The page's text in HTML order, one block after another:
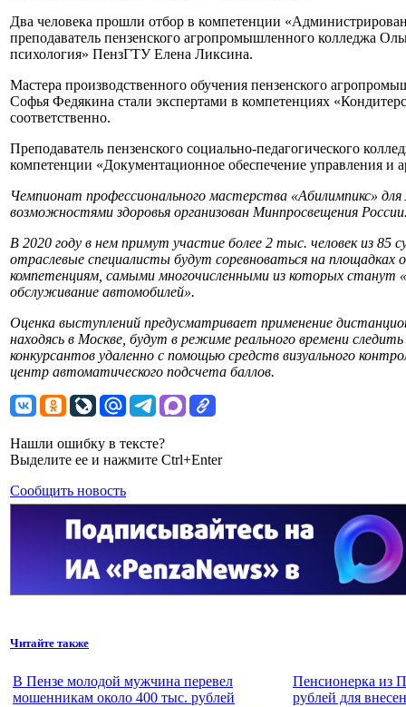
Два человека прошли отбор в компетенции
преподаватель пензенского агропромышленного колледжа
психология» ПензГТУ Елена Ликсина.
Мастера производственного обучения пензенского
Софья Федякина стали экспертами в компетенциях
соответственно.
Преподаватель пензенского социально-педагогического
компетенции «Документационное обеспечение управления и
Чемпионат профессионального мастерства «Абилимпикс»
возможностями здоровья организован Минпросвещения
В 2020 году в нем примут участие более 2 тыс. человек из
отраслевые специалисты будут соревноваться на площадках
компетенциям, самыми многочисленными из которых станут
обслуживание автомобилей».
Оценка выступлений предусматривает применение
находясь в Москве, будут в режиме реального времени
конкурсантов удаленно с помощью средств визуального
центр автоматического подсчета баллов.
Нашли ошибку в тексте?
Выделите ее и нажмите Ctrl+Enter
Сообщить новость
Читайте также
В Пензе молодой мужчина перевел
мошенникам около 400 тыс. рублей
Пенсионерка из
рублей для